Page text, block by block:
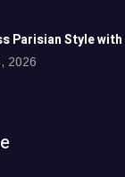
Parisian Style with
2026